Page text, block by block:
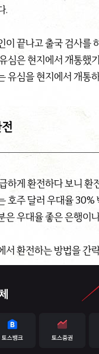
.
이 끝나고 출국 검사를
심은 현지에서 개통했
유심을 현지에서 개통
하게 환전하다 보니 환
호주 달러 우대율 30%
은 우대율 좋은 은행이
서 환전하는 방법을 간